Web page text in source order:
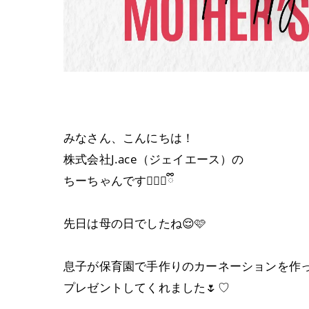
みなさん、こんにちは！
株式会社J.ace（ジェイエース）の
ちーちゃんです👱🏻‍♀️ྀི
先日は母の日でしたね😌🩷
息子が保育園で手作りのカーネーションを作
プレゼントしてくれました🌷♡